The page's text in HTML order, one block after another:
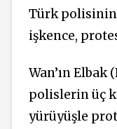
Türk polisinin
işkence,
Wan’ın Elbak
polislerin üç
yürüyüşle